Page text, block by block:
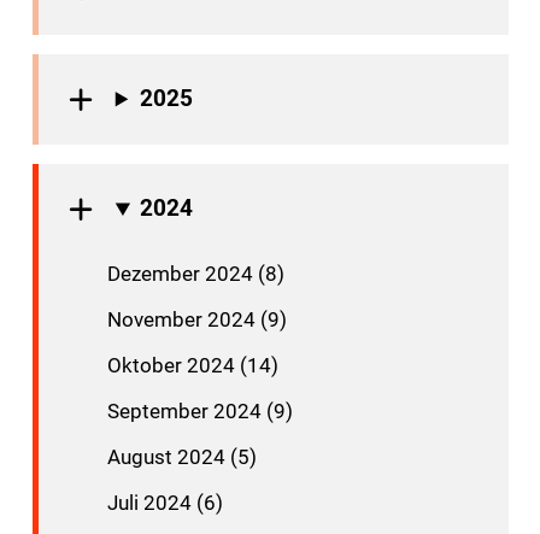
2025
2024
Dezember 2024 (8)
November 2024 (9)
Oktober 2024 (14)
September 2024 (9)
August 2024 (5)
Juli 2024 (6)